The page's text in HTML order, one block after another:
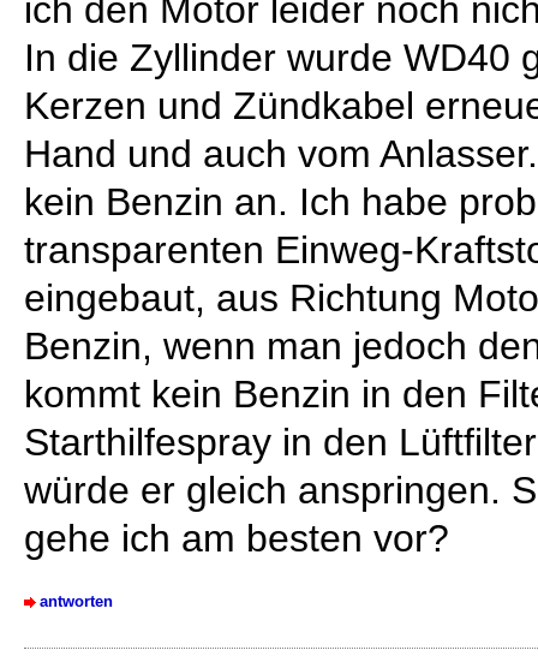
ich den Motor leider noch
In die Zyllinder wurde WD40
Kerzen und Zündkabel
Hand und auch vom
kein Benzin an. Ich habe
transparenten Einweg-
eingebaut, aus Richtung
Benzin, wenn man jedoch
kommt kein Benzin in den
Starthilfespray in den
würde er gleich anspringen.
gehe ich am besten vor?
antworten